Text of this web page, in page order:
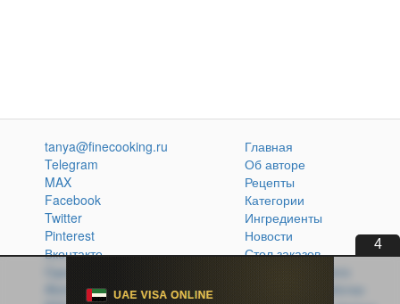
3
tanya@finecooking.ru
Telegram
MAX
Facebook
Twitter
Pinterest
Вконтакте
Одноклассники
Главная
Об авторе
Рецепты
Категории
Ингредиенты
Новости
Стол заказов
Политика обработки